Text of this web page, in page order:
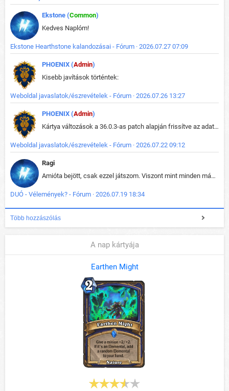
Ekstone (Common)
Kedves Naplóm!
Ekstone Hearthstone kalandozásai - Fórum · 2026.07.27 07:09
PHOENIX (Admin)
Kisebb javítások történtek:
Weboldal javaslatok/észrevételek - Fórum · 2026.07.26 13:27
PHOENIX (Admin)
Kártya változások a 36.0.3-as patch alapján frissítve az adatbázisban (képek is cserélve).
Weboldal javaslatok/észrevételek - Fórum · 2026.07.22 09:12
Ragi
Amióta bejött, csak ezzel játszom. Viszont mint minden más - akár az alapjáték is, ez is baromira összetett lett. Néha már pár kör után is esélytelen az egész. Vagy irreállisan túltápol valaki, vagy lelép a partner, vagy csak hülye mint a segg. És amikor eljönne az én időm, na akkor jön el mindenki másé is. Engem jobban érdekelne, hogy ki milyen ratingen szokott játszani. Na ez lenne egy érdekes adat.
DUÓ - Vélemények? - Fórum · 2026.07.19 18:34
Több hozzászólás
A nap kártyája
Earthen Might